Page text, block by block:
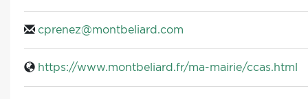
cprenez@montbeliard.com
https://www.montbeliard.fr/ma-mairie/ccas.html